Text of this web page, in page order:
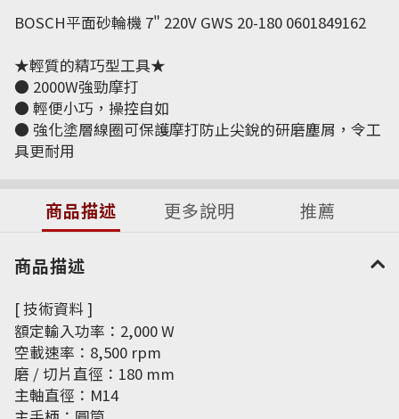
BOSCH平面砂輪機 7" 220V GWS 20-180 0601849162
★輕質的精巧型工具★
● 2000W強勁摩打
● 輕便小巧，操控自如
● 強化塗層線圈可保護摩打防止尖銳的研磨塵屑，令工
具更耐用
商品描述 更多說明 推薦
商品描述
[ 技術資料 ]
額定輸入功率：2,000 W
空載速率：8,500 rpm
磨 / 切片直徑：180 mm
主軸直徑：M14